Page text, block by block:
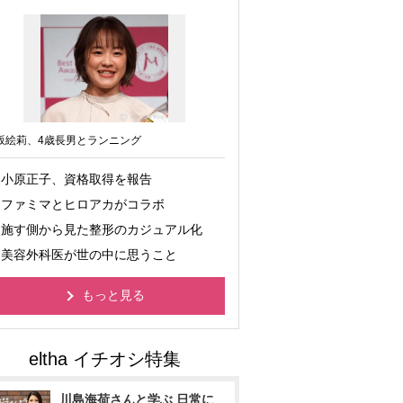
絵莉、4歳長男とランニング
小原正子、資格取得を報告
ファミマとヒロアカがコラボ
施す側から見た整形のカジュアル化
美容外科医が世の中に思うこと
もっと見る
川島海荷さんと学ぶ 日常に